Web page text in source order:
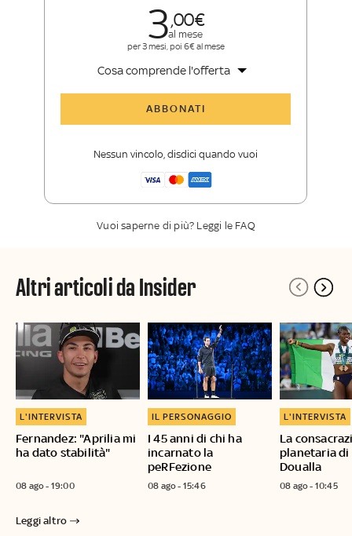
300
al mese
per 3 mesi, poi 6€ al mese
Cosa comprende l'offerta
Sport
La newsletter esclusiva di Sky Sport
ABBONATI
Nessun vincolo, disdici quando vuoi
Vuoi saperne di più? Leggi le FAQ
Altri articoli da Insider
Fernandez: "Aprilia mi
ha dato stabilità"
L'INTERVISTA
08 ago - 19:00
I 45 anni di chi ha
incarnato la
peRFezione
IL PERSONAGGIO
08 ago - 15:46
La
planetaria di
Doualla
L'INTERVISTA
08 ago - 10:45
Leggi altro